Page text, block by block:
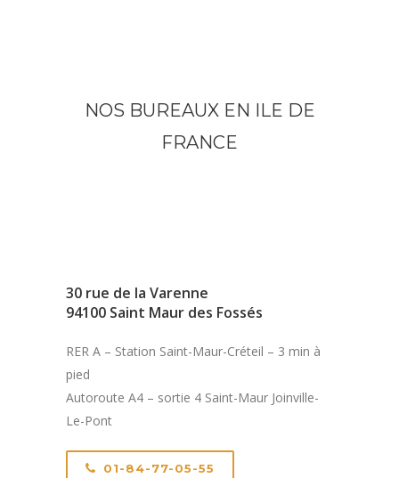
NOS BUREAUX EN ILE DE
FRANCE
30 rue de la Varenne
94100 Saint Maur des Fossés
RER A – Station Saint-Maur-Créteil – 3 min à
pied
Autoroute A4 – sortie 4 Saint-Maur Joinville-
Le-Pont
01-84-77-05-55